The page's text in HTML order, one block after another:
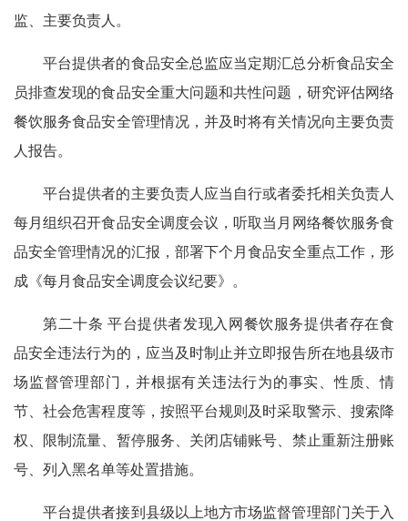
监、主要负责人。
平台提供者的食品安全总监应当定期汇总分析食品安全
员排查发现的食品安全重大问题和共性问题，研究评估网络
餐饮服务食品安全管理情况，并及时将有关情况向主要负责
人报告。
平台提供者的主要负责人应当自行或者委托相关负责人
每月组织召开食品安全调度会议，听取当月网络餐饮服务食
品安全管理情况的汇报，部署下个月食品安全重点工作，形
成《每月食品安全调度会议纪要》。
第二十条 平台提供者发现入网餐饮服务提供者存在食
品安全违法行为的，应当及时制止并立即报告所在地县级市
场监督管理部门，并根据有关违法行为的事实、性质、情
节、社会危害程度等，按照平台规则及时采取警示、搜索降
权、限制流量、暂停服务、关闭店铺账号、禁止重新注册账
号、列入黑名单等处置措施。
平台提供者接到县级以上地方市场监督管理部门关于入